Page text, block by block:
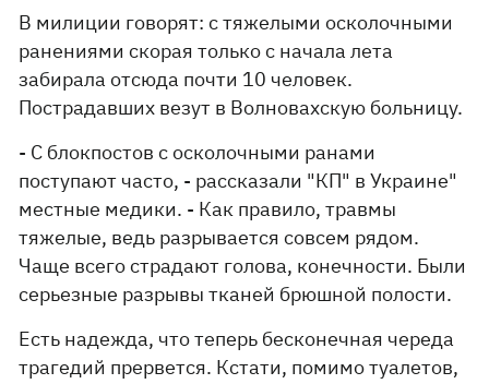
В милиции говорят: с тяжелыми осколочными
ранениями скорая только с начала лета
забирала отсюда почти 10 человек.
Пострадавших везут в Волновахскую больницу.
- С блокпостов с осколочными ранами
поступают часто, - рассказали "КП" в Украине"
местные медики. - Как правило, травмы
тяжелые, ведь разрывается совсем рядом.
Чаще всего страдают голова, конечности. Были
серьезные разрывы тканей брюшной полости.
Есть надежда, что теперь бесконечная череда
трагедий прервется. Кстати, помимо туалетов,